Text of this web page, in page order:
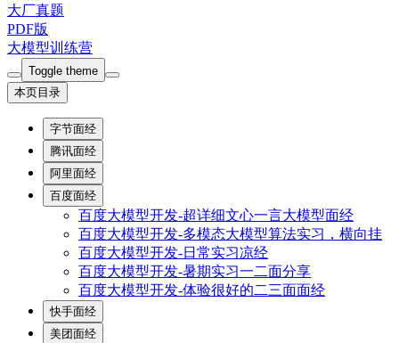
大厂真题
PDF版
大模型训练营
Toggle theme
本页目录
字节面经
腾讯面经
阿里面经
百度面经
百度大模型开发-超详细文心一言大模型面经
百度大模型开发-多模态大模型算法实习，横向挂
百度大模型开发-日常实习凉经
百度大模型开发-暑期实习一二面分享
百度大模型开发-体验很好的二三面面经
快手面经
美团面经